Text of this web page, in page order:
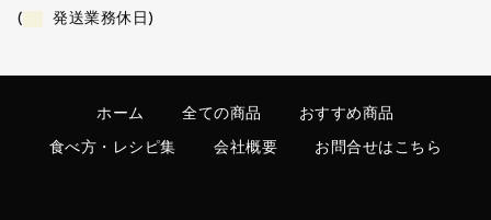
( 発送業務休日)
ホーム 全ての商品 おすすめ商品
食べ方・レシピ集 会社概要 お問合せはこちら